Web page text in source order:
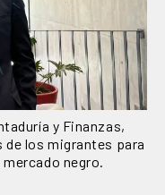
y Finanzas,
los migrantes para
negro.